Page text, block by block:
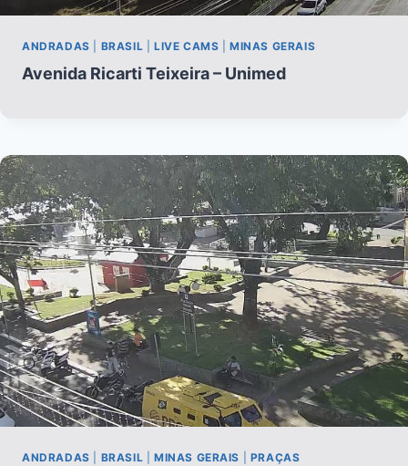
ANDRADAS BRASIL LIVE CAMS |MINAS GERAIS
Avenida Ricarti Teixeira – Unimed
ANDRADAS BRASIL MINAS GERAIS PRAÇAS